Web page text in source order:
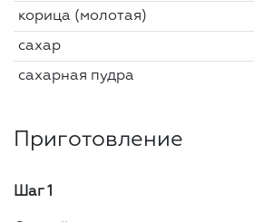
корица (молотая)
сахар
сахарная пудра
Приготовление
Шаг 1